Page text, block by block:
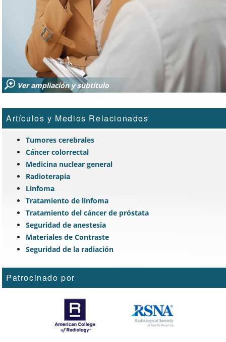
Ver ampliación y subtítulo
Artículos y Medios Relacionados
Tumores cerebrales
Cáncer colorrectal
Medicina nuclear general
Radioterapia
Linfoma
Tratamiento de linfoma
Tratamiento del cáncer de próstata
Seguridad de anestesia
Materiales de Contraste
Seguridad de la radiación
Patrocinado por